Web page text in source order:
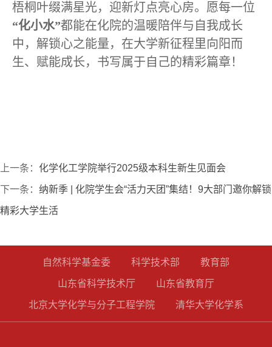
梧桐叶缀满星光，迎新灯点亮心房。愿每一位
“化小水”都能在化院的温暖陪伴与自我成长
中，解锁心之能量，在大学新征程里向阳而
生、赋能成长，书写属于自己的精彩篇章！
上一条： 化学化工学院举行2025级本科生新生见面会
下一条： 纳新季 | 化院学生会“活力天团”集结！9大部门邀你解锁
精彩大学生活
自然科学基金委 科学技术部 教育部
山东省科学技术厅 山东省教育厅
北京大学化学与分子工程学院 清华大学化学系